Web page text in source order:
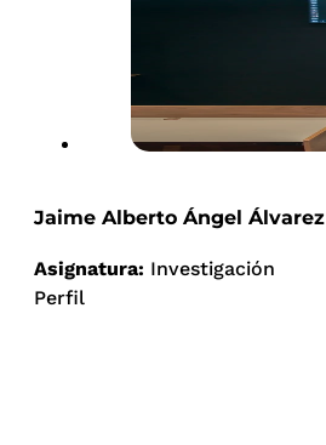
Jaime Alberto Ángel Álvarez
Asignatura: Investigación
Perfil